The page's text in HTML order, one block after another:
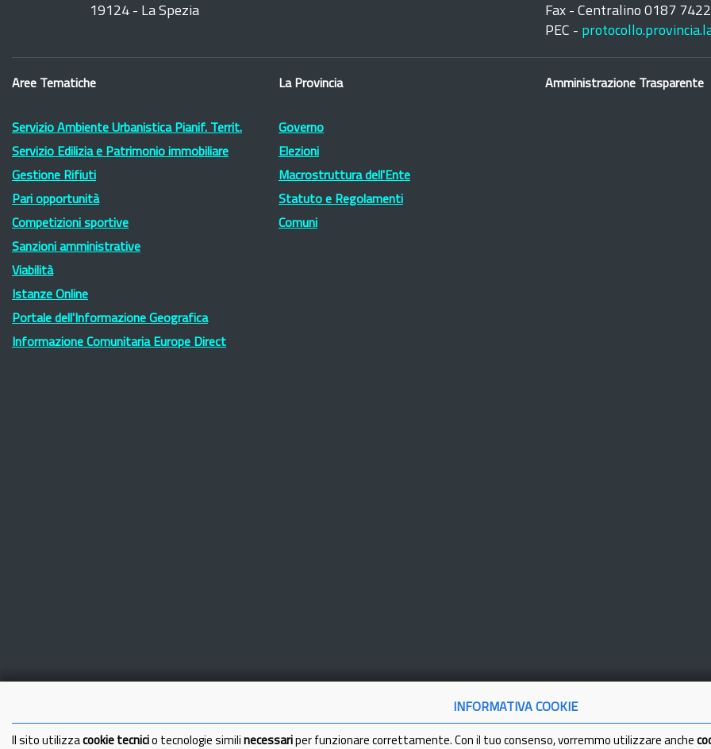
19124 - La Spezia
Fax - Centralino 0187
PEC -
Aree Tematiche
Servizio Ambiente Urbanistica Pianif. Territ.
Servizio Edilizia e Patrimonio immobiliare
Gestione Rifiuti
Pari opportunità
Competizioni sportive
Sanzioni amministrative
Viabilità
Istanze Online
Portale dell'Informazione Geografica
Informazione Comunitaria Europe Direct
La Provincia
Governo
Elezioni
Macrostruttura dell'Ente
Statuto e Regolamenti
Comuni
Amministrazione Trasparente
INFORMATIVA COOKIE
Il sito utilizza cookie tecnici o tecnologie simili necessari per funzionare correttamente. Con il tuo consenso, vorremmo utilizzare anche